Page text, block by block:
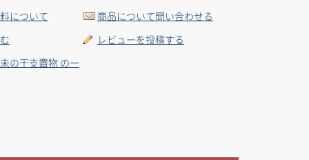
について
商品について問い合わせる
レビューを投稿する
の干支置物 の一